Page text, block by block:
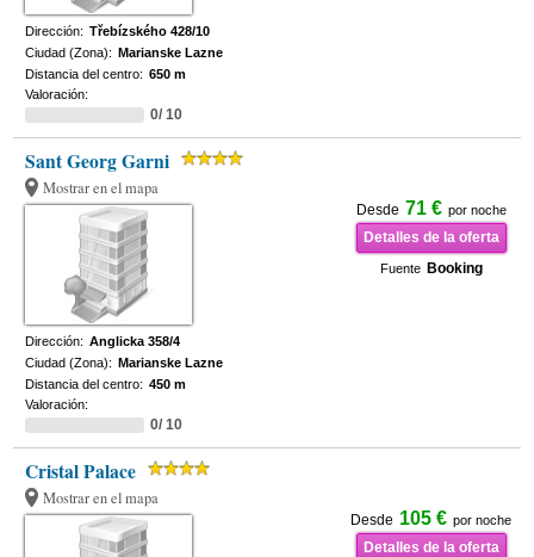
Dirección: Třebízského 428/10
Ciudad (Zona): Marianske Lazne
Distancia del centro: 650 m
Valoración:
0/ 10
Sant Georg Garni
Mostrar en el mapa
Desde 71 € por noche
Detalles de la oferta
Fuente Booking
Dirección: Anglicka 358/4
Ciudad (Zona): Marianske Lazne
Distancia del centro: 450 m
Valoración:
0/ 10
Cristal Palace
Mostrar en el mapa
Desde 105 € por noche
Detalles de la oferta